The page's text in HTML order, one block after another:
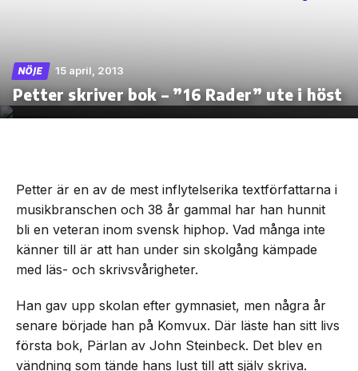
Skip
the
NÖJE 15 april, 2013
Petter skriver bok – ”16 Rader” ute i höst
Petter är en av de mest inflytelserika textförfattarna i
musikbranschen och 38 år gammal har han hunnit
bli en veteran inom svensk hiphop. Vad många inte
känner till är att han under sin skolgång kämpade
med läs- och skrivsvårigheter.
Han gav upp skolan efter gymnasiet, men några år
senare började han på Komvux. Där läste han sitt livs
första bok, Pärlan av John Steinbeck. Det blev en
vändning som tände hans lust till att själv skriva.